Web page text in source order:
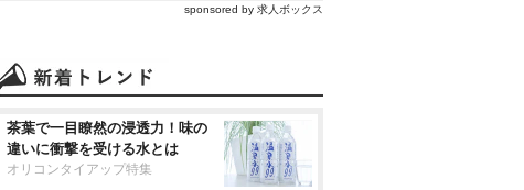
sponsored by 求人ボックス
茶葉で一目瞭然の浸透力！味の
違いに衝撃を受ける水とは
オリコンタイアップ特集